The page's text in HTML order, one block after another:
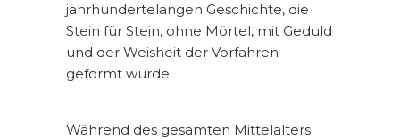
jahrhundertelangen Geschichte, die
Stein für Stein, ohne Mörtel, mit Geduld
und der Weisheit der Vorfahren
geformt wurde.
Während des gesamten Mittelalters